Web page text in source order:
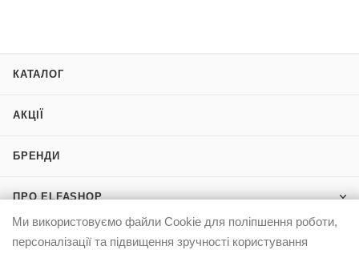
КАТАЛОГ
АКЦІЇ
БРЕНДИ
ПРО ELFASHOP
ІНФОРМАЦІЯ
Ми використовуємо файли Cookie для поліпшення роботи,
персоналізації та підвищення зручності користування